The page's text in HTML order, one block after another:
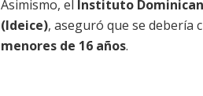
Asimismo, el Instituto
(Ideice), aseguró que se debería
menores de 16 años.